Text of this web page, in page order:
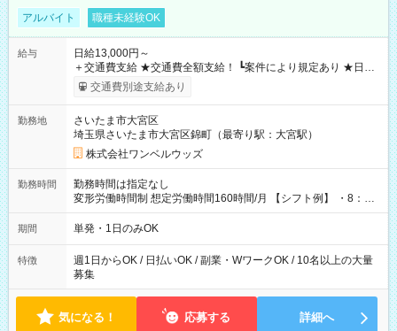
アルバイト 職種未経験OK
給与
日給13,000円～
＋交通費支給 ★交通費全額支給！ ┗案件により規定あり ★日払
いOK！（規定あり） ┗働いたその日に現金GET♪ お仕事後はコ
ンビニATMから 日払い分を引き落とせます！ 【試用期間】試
交通費別途支給あり
勤務地
さいたま市大宮区
埼玉県さいたま市大宮区錦町（最寄り駅：大宮駅）
株式会社ワンベルウッズ
勤務時間
勤務時間は指定なし
変形労働時間制 想定労働時間160時間/月 【シフト例】 ・8：00
～21：00
期間 単発・1日のみOK
特徴
週1日からOK / 日払いOK / 副業・WワークOK / 10名以上の大量
募集
気になる！ 応募する 詳細へ